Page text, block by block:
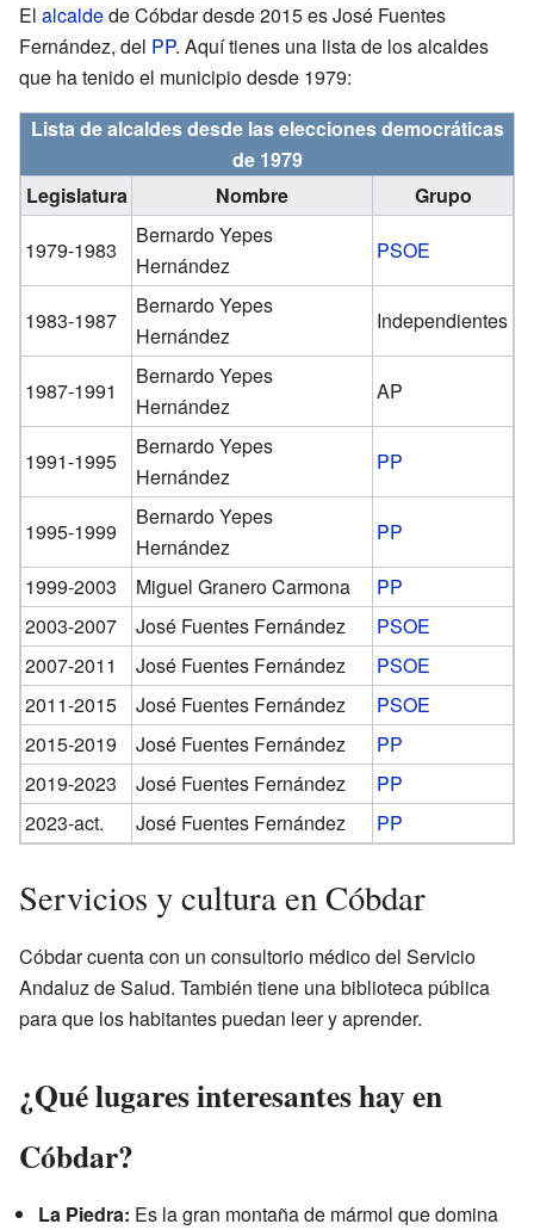
El alcaldede Cóbdar desde 2015 es José Fuentes
Fernández, del PP. Aquí tienes una lista de los alcaldes
que ha tenido el municipio desde 1979:
Lista de alcaldes desde las elecciones democráticas
de 1979
Legislatura
Nombre
Grupo
1979-1983
Bernardo Yepes
Hernández
PSOE
1983-1987
Bernardo Yepes
Hernández
Independientes
1987-1991
Bernardo Yepes
Hernández
AP
1991-1995
Bernardo Yepes
Hernández
PP
1995-1999
Bernardo Yepes
Hernández
PP
1999-2003
Miguel Granero Carmona
PP
2003-2007
José Fuentes Fernández
PSOE
2007-2011
José Fuentes Fernández
PSOE
2011-2015
José Fuentes Fernández
PSOE
2015-2019
José Fuentes Fernández
PP
2019-2023
José Fuentes Fernández
PP
2023-act.
José Fuentes Fernández PP
Servicios y cultura en Cóbdar
Cóbdar cuenta con un consultorio médico del Servicio
Andaluz de Salud. También tiene una biblioteca pública
para que los habitantes puedan leer y aprender.
¿Qué lugares interesantes hay en
Cóbdar?
La Piedra: Es la gran montaña de mármol que domina